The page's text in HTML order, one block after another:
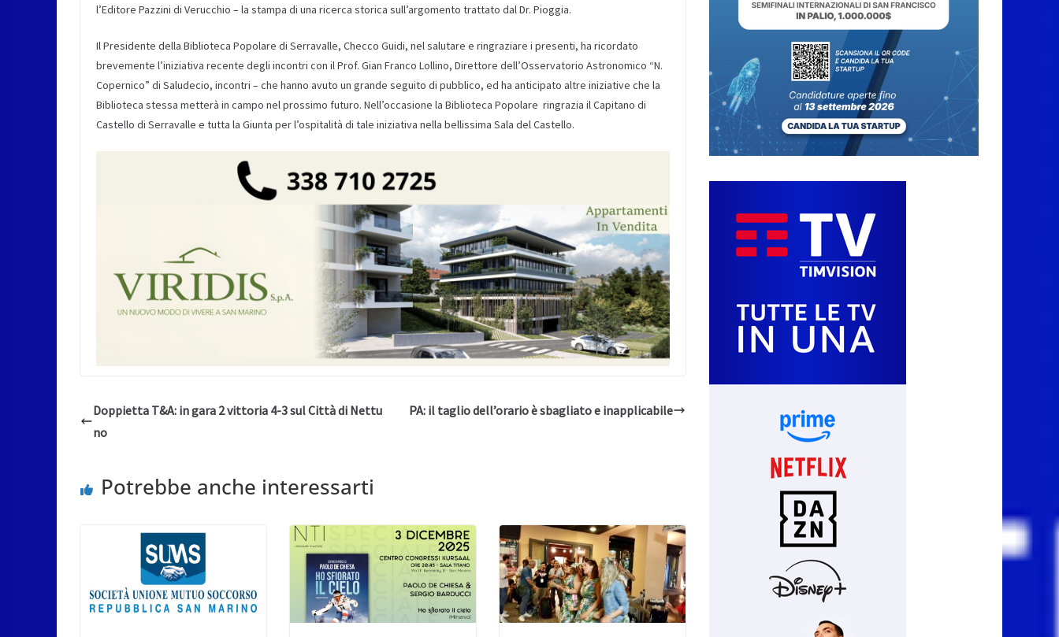
l’Editore Pazzini di Verucchio – la stampa di una ricerca storica sull’argomento trattato dal Dr. Pioggia.
Il Presidente della Biblioteca Popolare di Serravalle, Checco Guidi, nel salutare e ringraziare i presenti, ha ricordato
brevemente l’iniziativa recente degli incontri con il Prof. Gian Franco Lollino, Direttore dell’Osservatorio Astronomico “N.
Copernico” di Saludecio, incontri – che hanno avuto un grande seguito di pubblico, ed ha anticipato altre iniziative che la
Biblioteca stessa metterà in campo nel prossimo futuro. Nell’occasione la Biblioteca Popolare ringrazia il Capitano di
Castello di Serravalle e tutta la Giunta per l’ospitalità di tale iniziativa nella bellissima Sala del Castello.
Doppietta T&A: in gara 2 vittoria 4-3 sul Città di Nettu
no
PA: il taglio dell’orario è sbagliato e inapplicabile
Potrebbe anche interessarti